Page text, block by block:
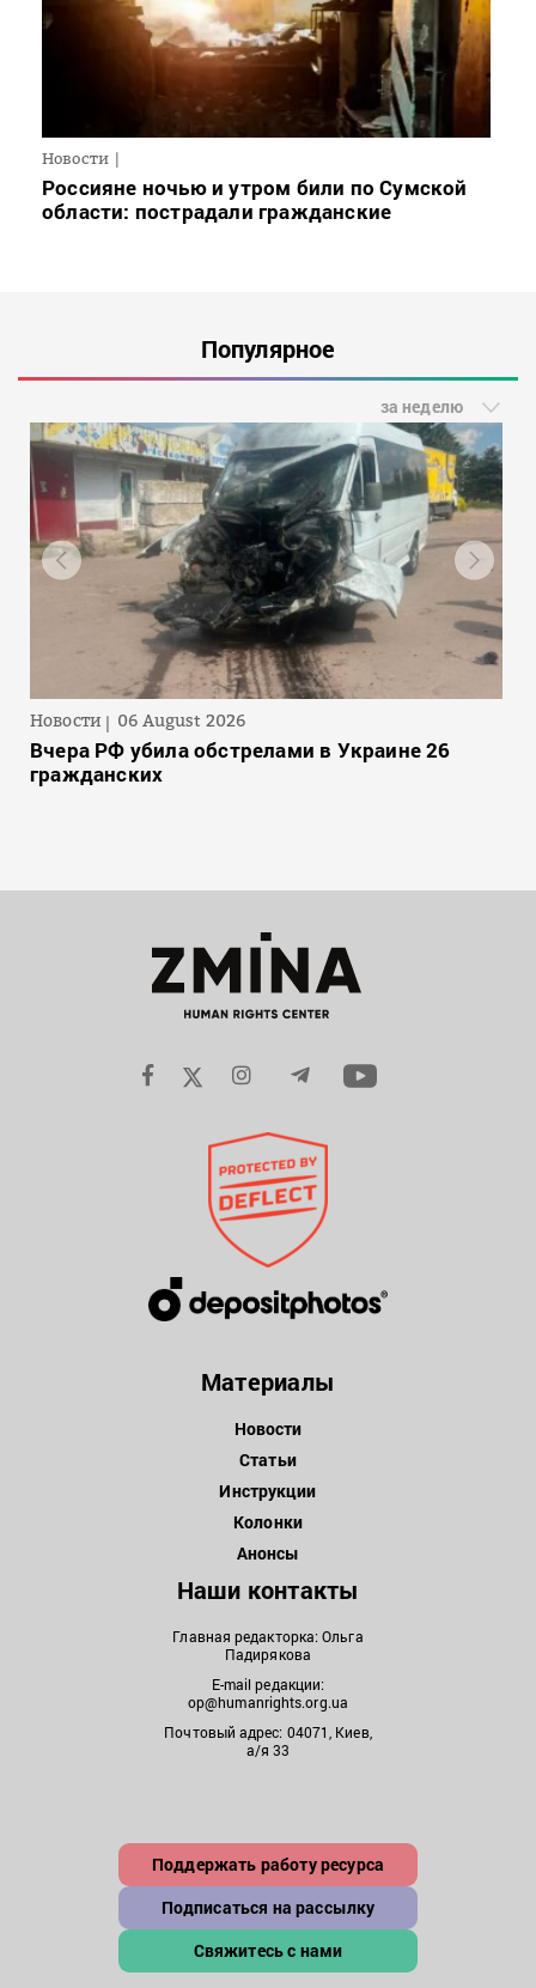
Новости
Россияне ночью и утром били по Сумской
области: пострадали гражданские
Популярное
за неделю
Новости 06 August 2026
Вчера РФ убила обстрелами в Украине 26
гражданских
Материалы
Новости
Статьи
Инструкции
Колонки
Анонсы
Наши контакты
Главная редакторка: Ольга
Падирякова
E-mail редакции:
op@humanrights.org.ua
Почтовый адрес: 04071, Киев,
а/я 33
Поддержать работу ресурса
Подписаться на рассылку
Свяжитесь с нами